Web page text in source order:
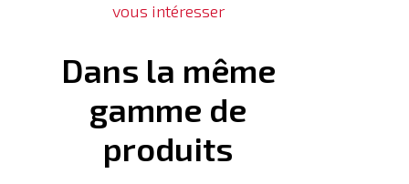
vous intéresser
Dans la même
gamme de
produits